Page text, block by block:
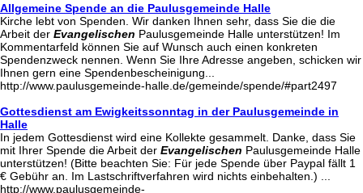
Allgemeine Spende an die Paulusgemeinde Halle
Kirche lebt von Spenden. Wir danken Ihnen sehr, dass Sie die die
Arbeit der Evangelischen Paulusgemeinde Halle unterstützen! Im
Kommentarfeld können Sie auf Wunsch auch einen konkreten
Spendenzweck nennen. Wenn Sie Ihre Adresse angeben, schicken wir
Ihnen gern eine Spendenbescheinigung...
http://www.paulusgemeinde-halle.de/gemeinde/spende/#part2497
Gottesdienst am Ewigkeitssonntag in der Paulusgemeinde in
Halle
In jedem Gottesdienst wird eine Kollekte gesammelt. Danke, dass Sie
mit Ihrer Spende die Arbeit der Evangelischen Paulusgemeinde Halle
unterstützen! (Bitte beachten Sie: Für jede Spende über Paypal fällt 1
€ Gebühr an. Im Lastschriftverfahren wird nichts einbehalten.) ...
http://www.paulusgemeinde-